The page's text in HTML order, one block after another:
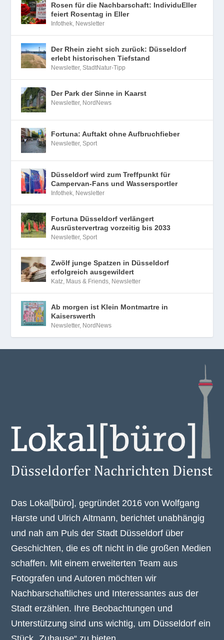
Rosen für die Nachbarschaft: IndividuEller
feiert Rosentag in Eller
Infothek Newsletter
Der Rhein zieht sich zurück: Düsseldorf
erlebt historischen Tiefstand
Newsletter,StadtNatur-Tipp
Der Park der Sinne in Kaarst
Newsletter, NordNews
Fortuna: Auftakt ohne Aufbruchfieber
Newsletter,Sport
Düsseldorf wird zum Treffpunkt für
Campervan-Fans und Wassersportler
Infothek Newsletter
Fortuna Düsseldorf verlängert
Ausrüstervertrag vorzeitig bis 2033
Newsletter,Sport
Zwölf junge Spatzen in Düsseldorf
erfolgreich ausgewildert
Katz, Maus & Friends Newsletter
Ab morgen ist Klein Montmartre in
Kaiserswerth
Newsletter, NordNews
Das Lokal[büro], gegründet 2016 von Wolfgang
Harste und Ulrich Altmann, berichtet unabhängig
und nah am Puls der Stadt Düsseldorf über
Geschichten, die es oft nicht in die großen Medien
schaffen. Mit einem erweiterten Team aus
Fotografen und Autoren möchten wir
Nachbarschaftliches und Interessantes aus der
Stadt erzählen. Ihre Beobachtungen und
Unterstützung sind uns wichtig, um Düsseldorf ein